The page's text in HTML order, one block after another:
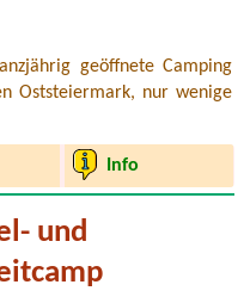
geöffnete Camping
Oststeiermark, nur wenige
Info
und